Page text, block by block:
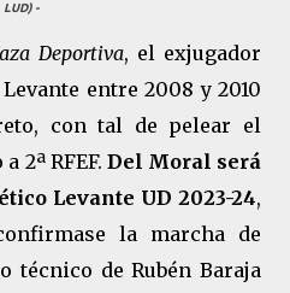
LUD) -
Deportiva, el exjugador
entre 2008 y 2010
con tal de pelear el
2ª RFEF. Del Moral será
Levante UD 2023-24,
la marcha de
técnico de Rubén Baraja